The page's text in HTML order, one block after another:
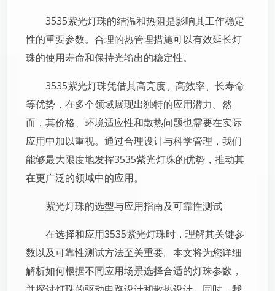
3535紫光灯珠的结温和热阻是影响其工作稳定
性的重要参数。合理的热管理措施可以有效延长灯
珠的使用寿命和保持光输出的稳定性。
3535紫光灯珠凭借其高亮度、高效率、长寿命
等优势，在多个领域展现出独特的应用潜力。然
而，其价格、环境适应性和散热问题也需要在实际
应用中加以重视。通过合理设计与科学管理，我们
能够最大限度地发挥3535紫光灯珠的优势，推动其
在更广泛的领域中的应用。
紫光灯珠的选型与应用指南及可靠性测试
在选择和应用3535紫光灯珠时，理解其关键参
数以及可靠性测试方法至关重要。本文将为您详细
解析如何根据不同应用场景选择合适的灯珠参数，